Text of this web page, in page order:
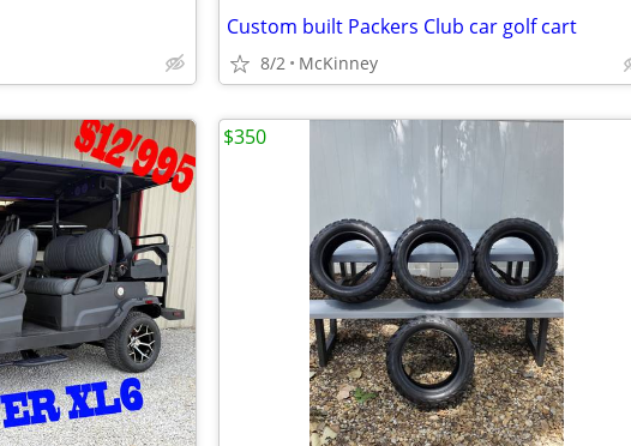
Custom built Packers Club car golf cart
8/2 McKinney
$350